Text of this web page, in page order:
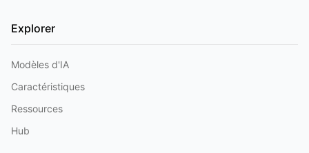
Explorer
Modèles d'IA
Caractéristiques
Ressources
Hub